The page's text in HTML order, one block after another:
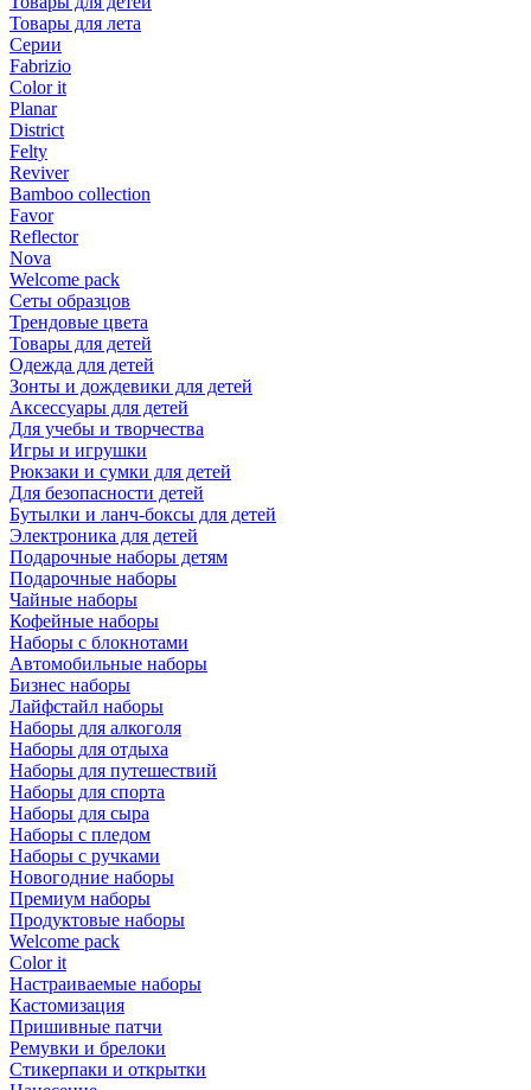
Товары для лета
Серии
Fabrizio
Color it
Planar
District
Felty
Reviver
Bamboo collection
Favor
Reflector
Nova
Welcome pack
Сеты образцов
Трендовые цвета
Товары для детей
Одежда для детей
Зонты и дождевики для детей
Аксессуары для детей
Для учебы и творчества
Игры и игрушки
Рюкзаки и сумки для детей
Для безопасности детей
Бутылки и ланч-боксы для детей
Электроника для детей
Подарочные наборы детям
Подарочные наборы
Чайные наборы
Кофейные наборы
Наборы с блокнотами
Автомобильные наборы
Бизнес наборы
Лайфстайл наборы
Наборы для алкоголя
Наборы для отдыха
Наборы для путешествий
Наборы для спорта
Наборы для сыра
Наборы с пледом
Наборы с ручками
Новогодние наборы
Премиум наборы
Продуктовые наборы
Welcome pack
Color it
Настраиваемые наборы
Кастомизация
Пришивные патчи
Ремувки и брелоки
Стикерпаки и открытки